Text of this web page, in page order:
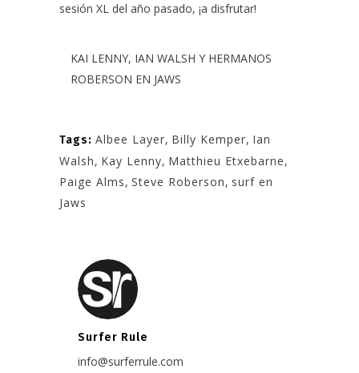
sesión XL del año pasado, ¡a disfrutar!
KAI LENNY, IAN WALSH Y HERMANOS
ROBERSON EN JAWS
Tags: Albee Layer, Billy Kemper, Ian
Walsh, Kay Lenny, Matthieu Etxebarne,
Paige Alms, Steve Roberson, surf en
Jaws
Surfer Rule
info@surferrule.com